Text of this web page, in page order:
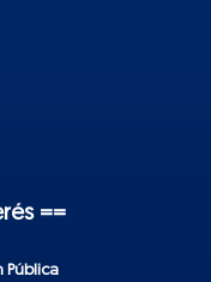
==
Pública